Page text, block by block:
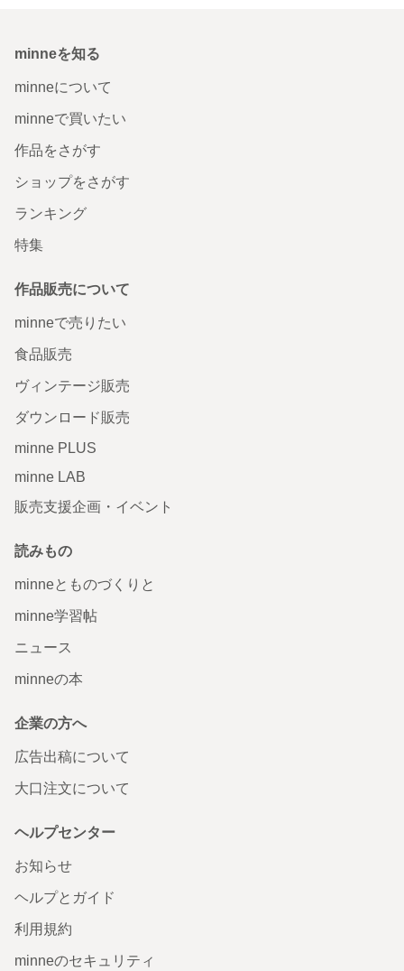
minneを知る
minneについて
minneで買いたい
作品をさがす
ショップをさがす
ランキング
特集
作品販売について
minneで売りたい
食品販売
ヴィンテージ販売
ダウンロード販売
minne PLUS
minne LAB
販売支援企画・イベント
読みもの
minneとものづくりと
minne学習帖
ニュース
minneの本
企業の方へ
広告出稿について
大口注文について
ヘルプセンター
お知らせ
ヘルプとガイド
利用規約
minneのセキュリティ